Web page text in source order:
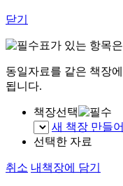
닫기
표가 있는 항목
동일자료를 같은 책장
됩니다.
책장선택
새 책장 만들
선택한 자료
취소 내책장에 담기